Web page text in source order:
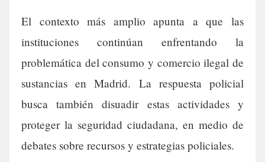
El contexto más amplio apunta a que las
instituciones continúan enfrentando la
problemática del consumo y comercio ilegal de
sustancias en Madrid. La respuesta policial
busca también disuadir estas actividades y
proteger la seguridad ciudadana, en medio de
debates sobre recursos y estrategias policiales.